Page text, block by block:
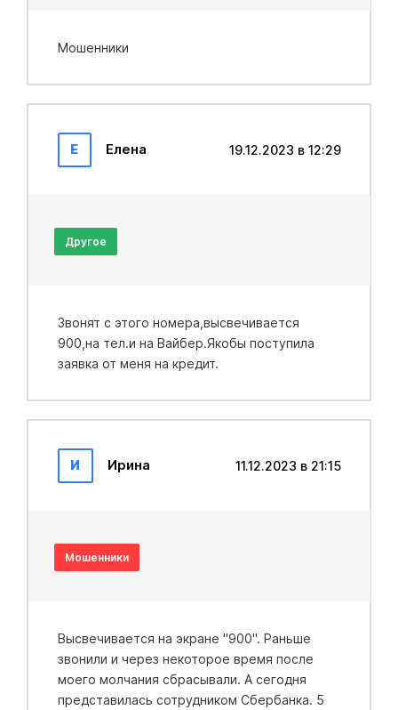
Мошенники
Е Елена 19.12.2023 в 12:29
Другое
Звонят с этого номера,высвечивается
900,на тел.и на Вайбер.Якобы поступила
заявка от меня на кредит.
И Ирина 11.12.2023 в 21:15
Мошенники
Высвечивается на экране "900". Раньше
звонили и через некоторое время после
моего молчания сбрасывали. А сегодня
представилась сотрудником Сбербанка. 5